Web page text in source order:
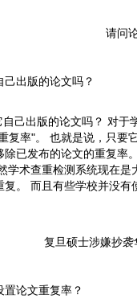
出版的论文吗？
己出版的论文吗？ 对
复率"。 也就是说，只
已发布的论文的重复率
学术查重检测系统现在
。 而且有些学校并没
论文重复率？